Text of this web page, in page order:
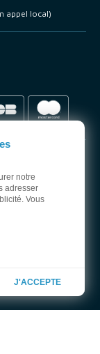
notre
adresser
Vous
J'ACCEPTE
appel local)